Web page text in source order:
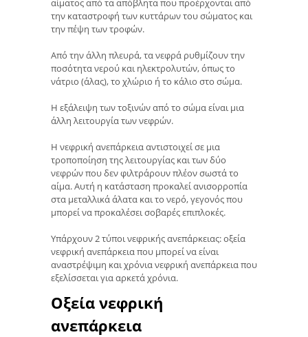
αίματος από τα απόβλητα που προέρχονται από
την καταστροφή των κυττάρων του σώματος και
την πέψη των τροφών.
Από την άλλη πλευρά, τα νεφρά ρυθμίζουν την
ποσότητα νερού και ηλεκτρολυτών, όπως το
νάτριο (άλας), το χλώριο ή το κάλιο στο σώμα.
Η εξάλειψη των τοξινών από το σώμα είναι μια
άλλη λειτουργία των νεφρών.
Η νεφρική ανεπάρκεια αντιστοιχεί σε μια
τροποποίηση της λειτουργίας και των δύο
νεφρών που δεν φιλτράρουν πλέον σωστά το
αίμα. Αυτή η κατάσταση προκαλεί ανισορροπία
στα μεταλλικά άλατα και το νερό, γεγονός που
μπορεί να προκαλέσει σοβαρές επιπλοκές.
Υπάρχουν 2 τύποι νεφρικής ανεπάρκειας: οξεία
νεφρική ανεπάρκεια που μπορεί να είναι
αναστρέψιμη και χρόνια νεφρική ανεπάρκεια που
εξελίσσεται για αρκετά χρόνια.
Οξεία νεφρική
ανεπάρκεια